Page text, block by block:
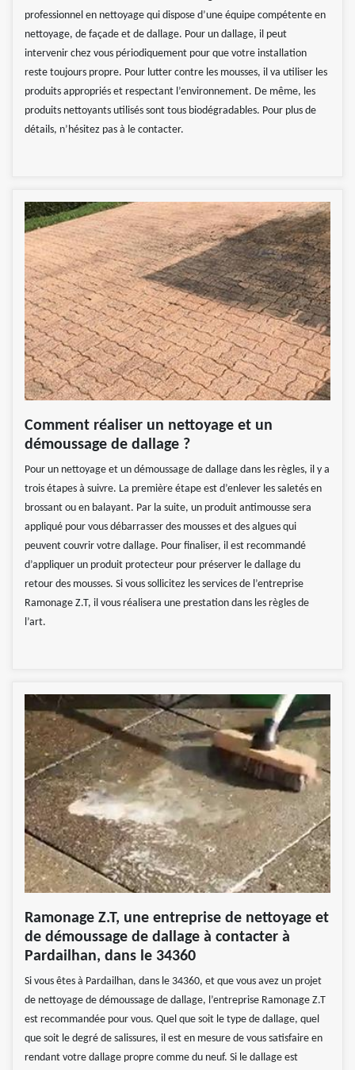
professionnel en nettoyage qui dispose d’une équipe compétente en
nettoyage, de façade et de dallage. Pour un dallage, il peut
intervenir chez vous périodiquement pour que votre installation
reste toujours propre. Pour lutter contre les mousses, il va utiliser les
produits appropriés et respectant l’environnement. De même, les
produits nettoyants utilisés sont tous biodégradables. Pour plus de
détails, n’hésitez pas à le contacter.
Comment réaliser un nettoyage et un
démoussage de dallage ?
Pour un nettoyage et un démoussage de dallage dans les règles, il y a
trois étapes à suivre. La première étape est d’enlever les saletés en
brossant ou en balayant. Par la suite, un produit antimousse sera
appliqué pour vous débarrasser des mousses et des algues qui
peuvent couvrir votre dallage. Pour finaliser, il est recommandé
d’appliquer un produit protecteur pour préserver le dallage du
retour des mousses. Si vous sollicitez les services de l’entreprise
Ramonage Z.T, il vous réalisera une prestation dans les règles de
l’art.
Ramonage Z.T, une entreprise de nettoyage et
de démoussage de dallage à contacter à
Pardailhan, dans le 34360
Si vous êtes à Pardailhan, dans le 34360, et que vous avez un projet
de nettoyage de démoussage de dallage, l’entreprise Ramonage Z.T
est recommandée pour vous. Quel que soit le type de dallage, quel
que soit le degré de salissures, il est en mesure de vous satisfaire en
rendant votre dallage propre comme du neuf. Si le dallage est